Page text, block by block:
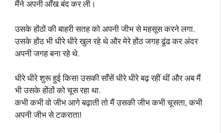
मैंने अपनी आँख बंद कर ली।
उसके होंठों की बाहरी सतह को अपनी जीभ से महसूस करने लगा.
उसके होंठ भी धीरे धीरे खुल रहे थे और मेरे होंठ जगह ढूंढ कर अंदर
अपनी जगह बना रहे थे.
धीरे धीरे शुरू हुई किस! उसकी साँसें धीरे धीरे बढ़ रहीं थीं और अब मैं
भी उसके होंठों को चूस रहा था.
कभी कभी वो जीभ आगे बढ़ाती तो मैं उसकी जीभ कभी चूसता, कभी
अपनी जीभ से टकराता!